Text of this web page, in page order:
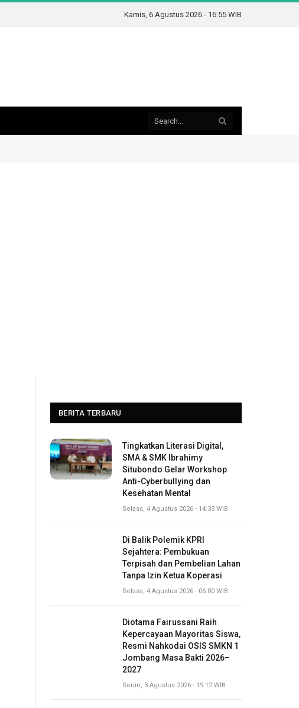
Kamis, 6 Agustus 2026 - 16:55 WIB
BERITA TERBARU
Tingkatkan Literasi Digital,
SMA & SMK Ibrahimy
Situbondo Gelar Workshop
Anti-Cyberbullying dan
Kesehatan Mental
Selasa, 4 Agustus 2026 - 14:33 WIB
Di Balik Polemik KPRI
Sejahtera: Pembukuan
Terpisah dan Pembelian Lahan
Tanpa Izin Ketua Koperasi
Selasa, 4 Agustus 2026 - 06:00 WIB
Diotama Fairussani Raih
Kepercayaan Mayoritas Siswa,
Resmi Nahkodai OSIS SMKN 1
Jombang Masa Bakti 2026–
2027
Senin, 3 Agustus 2026 - 19:12 WIB